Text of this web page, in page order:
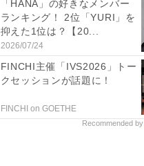
「HANA」の好きなメンバー
ランキング！ 2位「YURI」を
抑えた1位は？【20...
2026/07/24
FINCHI主催「IVS2026」トー
クセッションが話題に！
FINCHI on GOETHE
Recommended by